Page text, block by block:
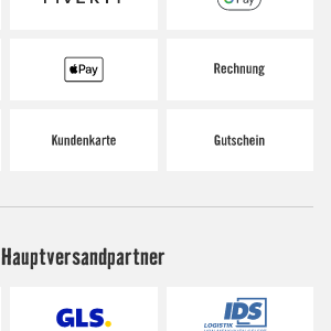
Hauptversandpartner